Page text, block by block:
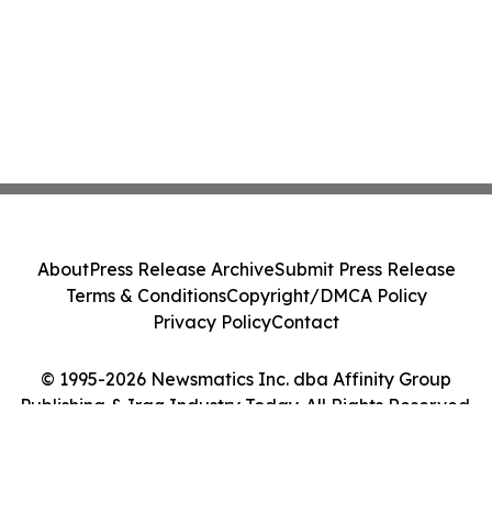
© 1995-2026 Newsmatics Inc. dba Affinity Group
Publishing & Iraq Industry Today. All Rights Reserved.
AboutPress Release ArchiveSubmit Press Release
Terms & ConditionsCopyright/DMCA Policy
Privacy PolicyContact